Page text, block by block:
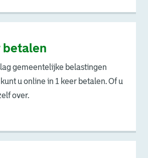
betalen
gemeentelijke belastingen
u online in 1 keer betalen. Of u
over.